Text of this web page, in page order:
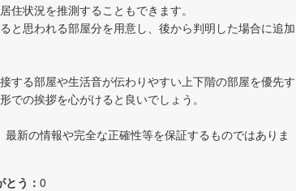
住状況を推測することもできます。
と思われる部屋分を用意し、後から判明した場合に追加
する部屋や生活音が伝わりやすい上下階の部屋を優先す
での挨拶を心がけると良いでしょう。
新の情報や完全な正確性等を保証するものではありま
とう： 0